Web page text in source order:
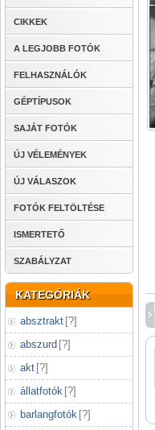
CIKKEK
A LEGJOBB FOTÓK
FELHASZNÁLÓK
GÉPTÍPUSOK
SAJÁT FOTÓK
ÚJ VÉLEMÉNYEK
ÚJ VÁLASZOK
FOTÓK FELTÖLTÉSE
ISMERTETŐ
SZABÁLYZAT
KATEGÓRIÁK
absztrakt [?]
abszurd [?]
akt [?]
állatfotók [?]
barlangfotók [?]